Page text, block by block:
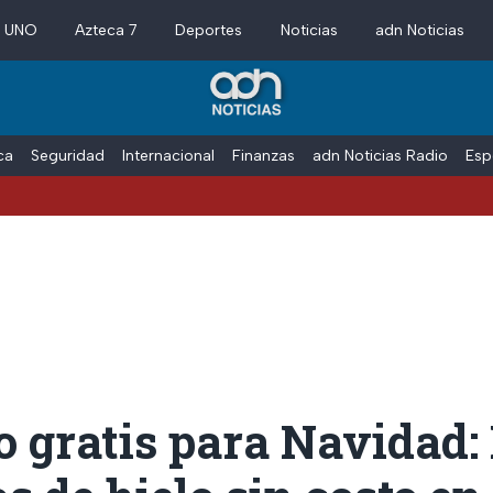
Azteca 7 Deportes Noticias adn Noticias
Seguridad Internacional Finanzas adn Noticias Radio
gratis para